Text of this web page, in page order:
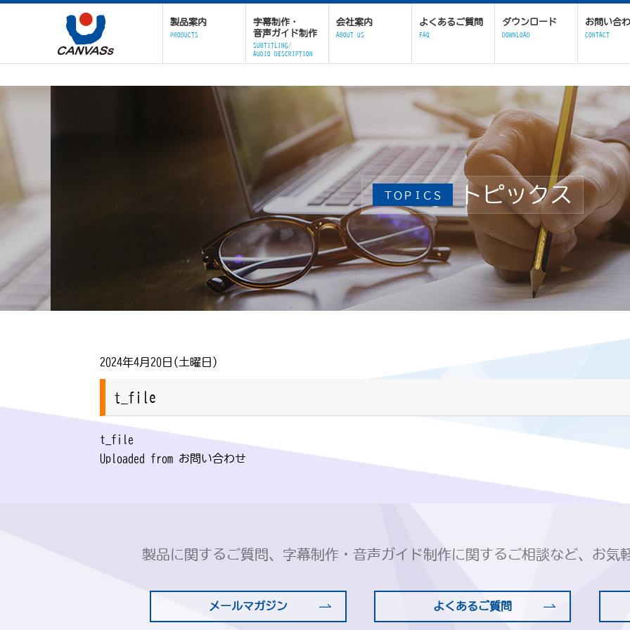
製品案内
PRODUCTS
字幕制作・
音声ガイド制作
SUBTITLING/
AUDIO DESCRIPTION
会社案内
ABOUT US
よくあるご質問
FAQ
ダウンロード
DOWNLOAD
お問い合
CONTACT
ＴＯＰＩＣＳ トピックス
2024年4月20日(土曜日)
t_file
t_file
Uploaded from お問い合わせ
製品に関するご質問、字幕制作・音声ガイド制作に関するご相談など、お気
メールマガジン よくあるご質問